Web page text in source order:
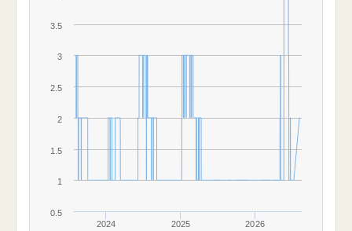
2024 2025 2026
0.5
1
1.5
2
2.5
3
3.5